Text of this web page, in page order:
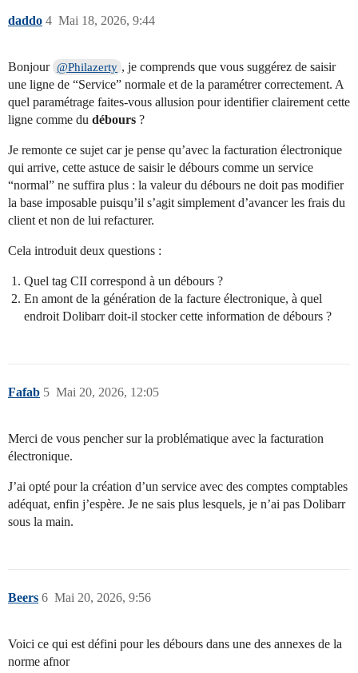
daddo Mai 18, 2026, 9:44
4
Bonjour @Philazerty , je comprends que vous suggérez de saisir
une ligne de “Service” normale et de la paramétrer correctement. A
quel paramétrage faites-vous allusion pour identifier clairement cette
ligne comme du débours ?
Je remonte ce sujet car je pense qu’avec la facturation électronique
qui arrive, cette astuce de saisir le débours comme un service
“normal” ne suffira plus : la valeur du débours ne doit pas modifier
la base imposable puisqu’il s’agit simplement d’avancer les frais du
client et non de lui refacturer.
Cela introduit deux questions :
Quel tag CII correspond à un débours ?
En amont de la génération de la facture électronique, à quel
endroit Dolibarr doit-il stocker cette information de débours ?
Fafab Mai 20, 2026, 12:05
5
Merci de vous pencher sur la problématique avec la facturation
électronique.
J’ai opté pour la création d’un service avec des comptes comptables
adéquat, enfin j’espère. Je ne sais plus lesquels, je n’ai pas Dolibarr
sous la main.
Beers Mai 20, 2026, 9:56
6
Voici ce qui est défini pour les débours dans une des annexes de la
norme afnor